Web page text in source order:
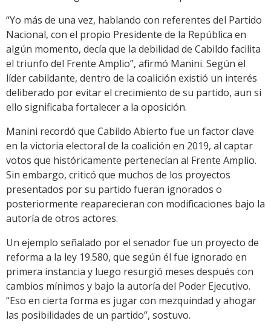
“Yo más de una vez, hablando con referentes del Partido
Nacional, con el propio Presidente de la República en
algún momento, decía que la debilidad de Cabildo facilita
el triunfo del Frente Amplio”, afirmó Manini. Según el
líder cabildante, dentro de la coalición existió un interés
deliberado por evitar el crecimiento de su partido, aun si
ello significaba fortalecer a la oposición.
Manini recordó que Cabildo Abierto fue un factor clave
en la victoria electoral de la coalición en 2019, al captar
votos que históricamente pertenecían al Frente Amplio.
Sin embargo, criticó que muchos de los proyectos
presentados por su partido fueran ignorados o
posteriormente reaparecieran con modificaciones bajo la
autoría de otros actores.
Un ejemplo señalado por el senador fue un proyecto de
reforma a la ley 19.580, que según él fue ignorado en
primera instancia y luego resurgió meses después con
cambios mínimos y bajo la autoría del Poder Ejecutivo.
“Eso en cierta forma es jugar con mezquindad y ahogar
las posibilidades de un partido”, sostuvo.